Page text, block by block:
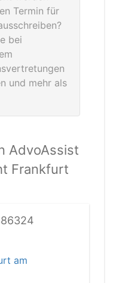
Termin für
bei
und mehr als
AdvoAssist
Frankfurt
am